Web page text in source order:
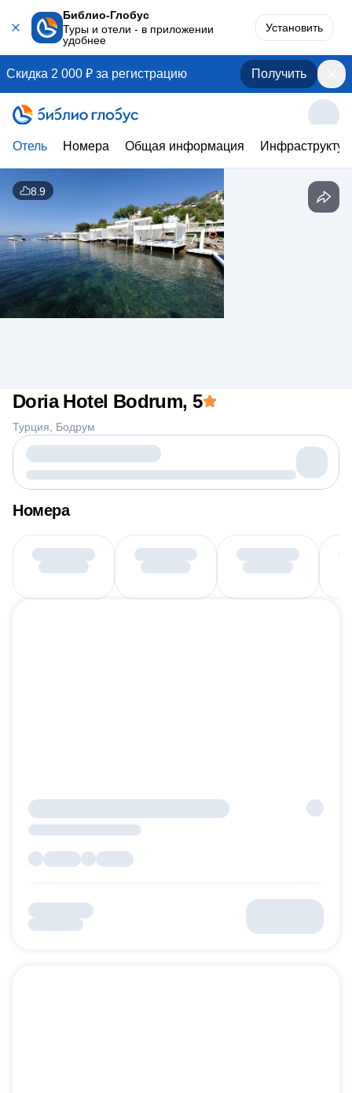
Библио-Глобус
Туры и отели - в приложении
удобнее
Установить
Скидка 2 000 ₽ за регистрацию Получить
Отель Номера Общая информация
Doria Hotel Bodrum, 5
Турция Бодрум
8.9
Номера